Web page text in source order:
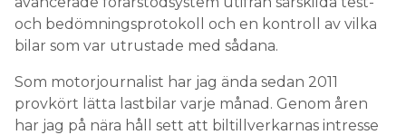
och bedömningsprotokoll och en kontroll av vilka
bilar som var utrustade med sådana.
Som motorjournalist har jag ända sedan 2011
provkört lätta lastbilar varje månad. Genom åren
har jag på nära håll sett att biltillverkarnas intresse